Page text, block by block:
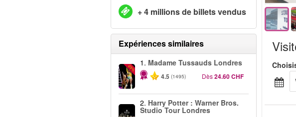
+ 4 millions de billets vendus
Expériences similaires
-25%
1. Madame Tussauds Londres
4.5 (1495) Dès24.60 CHF
2. Harry Potter : Warner Bros.
Studio Tour Londres